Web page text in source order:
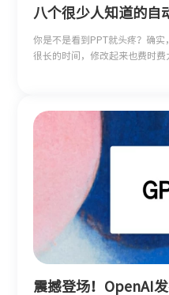
八个很少人知道的自
你是不是看到PPT就头疼？确
很长的时间，修改起来也费时
震撼登场！OpenAI